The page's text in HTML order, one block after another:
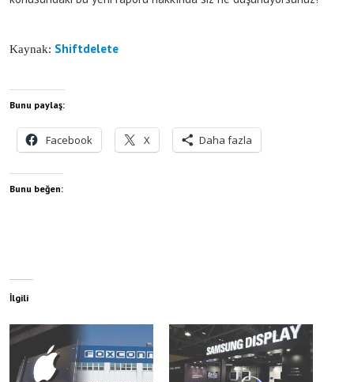
Kaynak: Shiftdelete
Bunu paylaş:
Facebook X Daha fazla
Bunu beğen:
İlgili